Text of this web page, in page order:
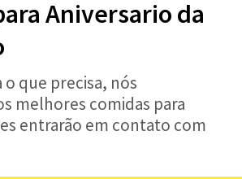
Aniversario da
que precisa, nós
melhores comidas para
entrarão em contato com